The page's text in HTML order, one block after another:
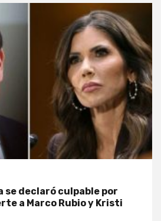
se declaró culpable por
a Marco Rubio y Kristi